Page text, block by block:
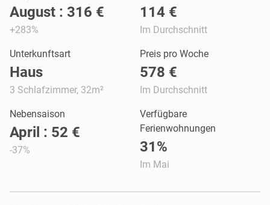
August : 316 €
+283%
114 €
Im Durchschnitt
Unterkunftsart
Haus
3 Schlafzimmer, 32m²
Preis pro Woche
578 €
Im Durchschnitt
Nebensaison
April : 52 €
-37%
Verfügbare
Ferienwohnungen
31%
Im Mai